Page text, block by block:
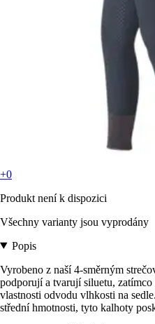
+0
Produkt není k dispozici
Všechny varianty jsou vyprodány
Popis
Vyrobeno z naší 4-směrným
podporují a tvarují siluetu,
vlastnosti odvodu vlhkosti na
střední hmotnosti, tyto kalhoty